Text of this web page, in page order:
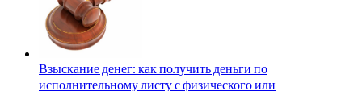
Взыскание денег: как получить деньги по
исполнительному листу с физического или